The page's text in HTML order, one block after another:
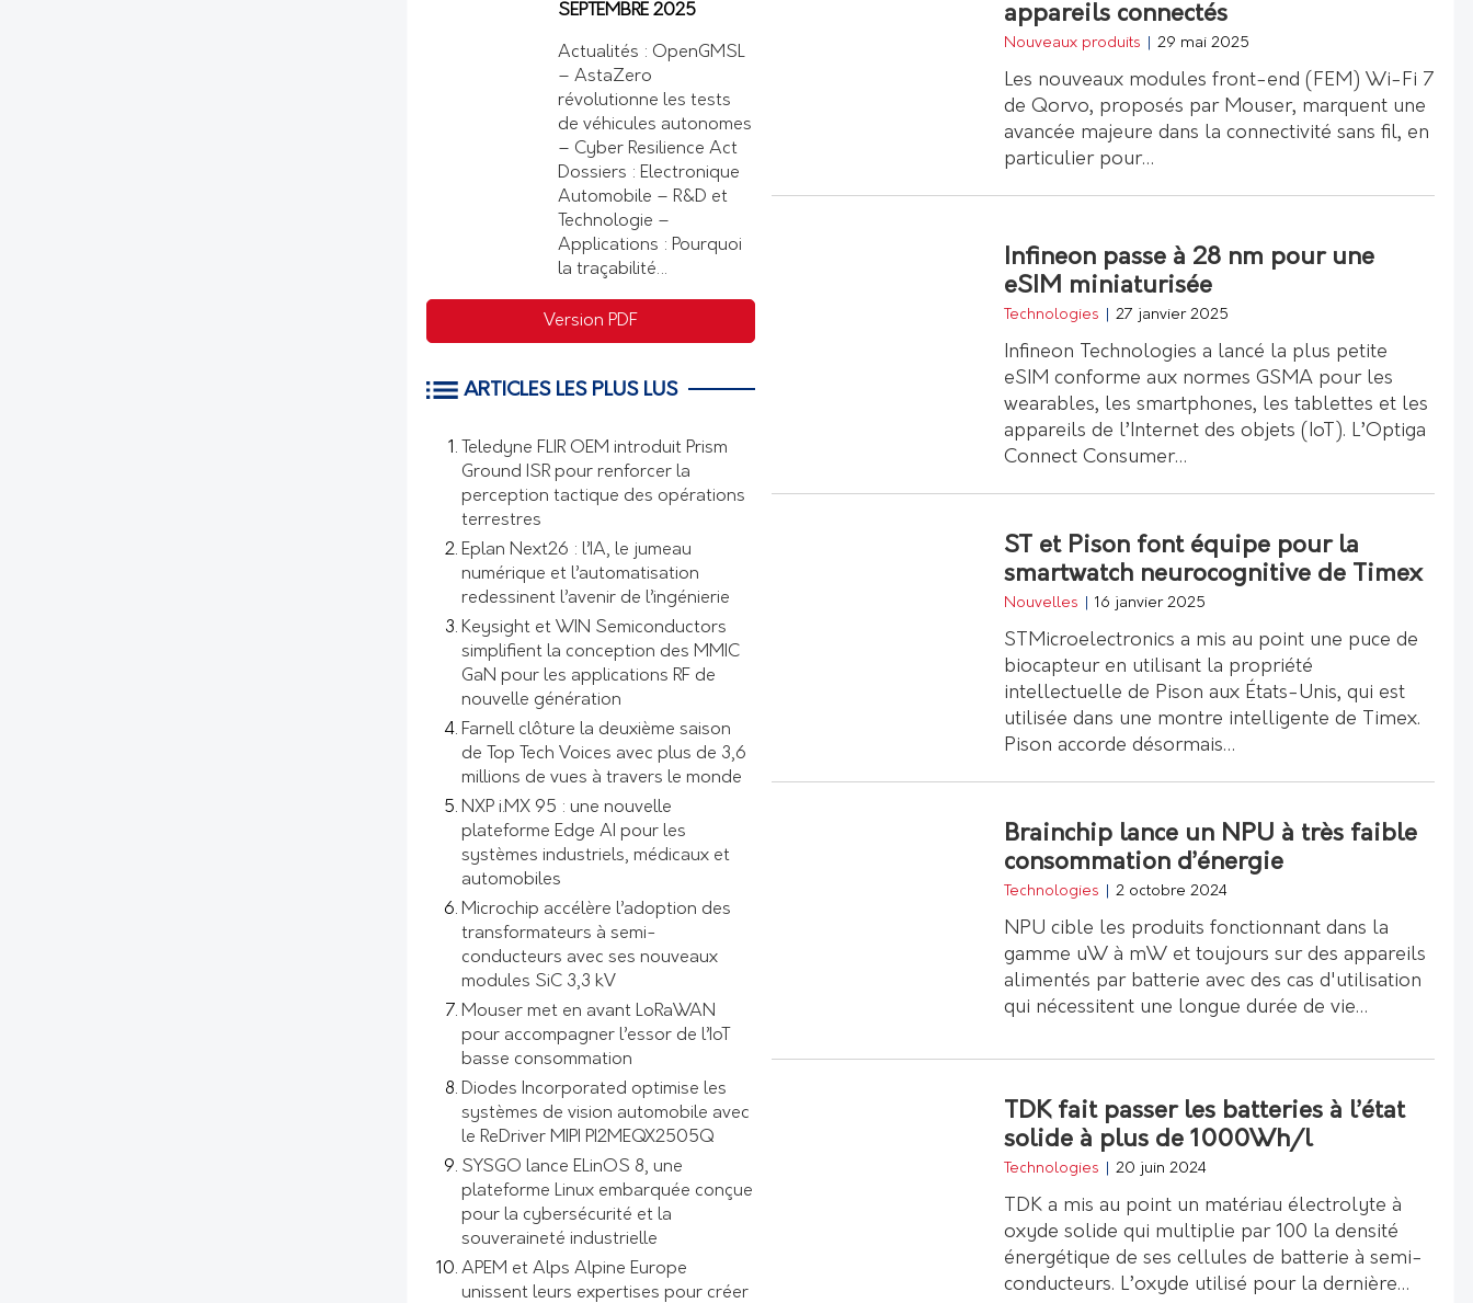
appareils connectés
Nouveaux produits 29 mai 2025
Les nouveaux modules front-end (FEM) Wi-Fi 7
de Qorvo, proposés par Mouser, marquent une
avancée majeure dans la connectivité sans fil, en
particulier pour…
Infineon passe à 28 nm pour une
eSIM miniaturisée
Technologies 27 janvier 2025
Infineon Technologies a lancé la plus petite
eSIM conforme aux normes GSMA pour les
wearables, les smartphones, les tablettes et les
appareils de l’Internet des objets (IoT). L’Optiga
Connect Consumer…
ST et Pison font équipe pour la
smartwatch neurocognitive de Timex
Nouvelles 16 janvier 2025
STMicroelectronics a mis au point une puce de
biocapteur en utilisant la propriété
intellectuelle de Pison aux États-Unis, qui est
utilisée dans une montre intelligente de Timex.
Pison accorde désormais…
Brainchip lance un NPU à très faible
consommation d’énergie
Technologies 2 octobre 2024
NPU cible les produits fonctionnant dans la
gamme uW à mW et toujours sur des appareils
alimentés par batterie avec des cas d'utilisation
qui nécessitent une longue durée de vie…
TDK fait passer les batteries à l’état
solide à plus de 1000Wh/l
Technologies 20 juin 2024
TDK a mis au point un matériau électrolyte à
oxyde solide qui multiplie par 100 la densité
énergétique de ses cellules de batterie à semi-
conducteurs. L’oxyde utilisé pour la dernière…
SEPTEMBRE 2025
Actualités : OpenGMSL
– AstaZero
révolutionne les tests
de véhicules autonomes
– Cyber Resilience Act
Dossiers : Electronique
Automobile – R&D et
Technologie –
Applications : Pourquoi
la traçabilité…
Version PDF
ARTICLES LES PLUS LUS
Teledyne FLIR OEM introduit Prism
Ground ISR pour renforcer la
perception tactique des opérations
terrestres
Eplan Next26 : l’IA, le jumeau
numérique et l’automatisation
redessinent l’avenir de l’ingénierie
Keysight et WIN Semiconductors
simplifient la conception des MMIC
GaN pour les applications RF de
nouvelle génération
Farnell clôture la deuxième saison
de Top Tech Voices avec plus de 3,6
millions de vues à travers le monde
NXP i.MX 95 : une nouvelle
plateforme Edge AI pour les
systèmes industriels, médicaux et
automobiles
Microchip accélère l’adoption des
transformateurs à semi-
conducteurs avec ses nouveaux
modules SiC 3,3 kV
Mouser met en avant LoRaWAN
pour accompagner l’essor de l’IoT
basse consommation
Diodes Incorporated optimise les
systèmes de vision automobile avec
le ReDriver MIPI PI2MEQX2505Q
SYSGO lance ELinOS 8, une
plateforme Linux embarquée conçue
pour la cybersécurité et la
souveraineté industrielle
APEM et Alps Alpine Europe
unissent leurs expertises pour créer